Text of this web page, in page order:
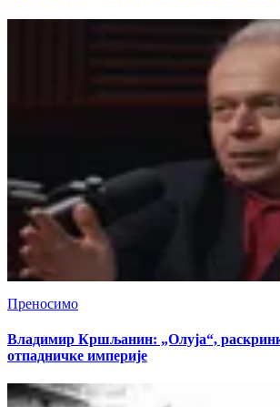
Преносимо
Владимир Кршљанин: „Олуја“,
отпадничке империје